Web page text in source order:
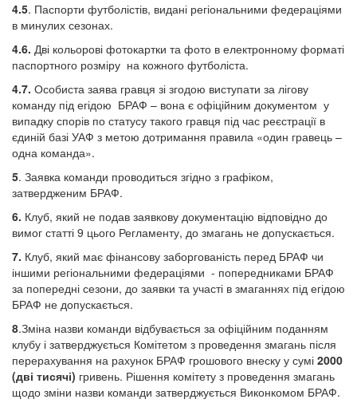
4.5. Паспорти футболістів, видані регіональними федераціями
в минулих сезонах.
4.6. Дві кольорові фотокартки та фото в електронному форматі
паспортного розміру на кожного футболіста.
4.7. Особиста заява гравця зі згодою виступати за лігову
команду під егідою БРАФ – вона є офіційним документом у
випадку спорів по статусу такого гравця під час реєстрації в
єдиній базі УАФ з метою дотримання правила «один гравець –
одна команда».
5. Заявка команди проводиться згідно з графіком,
затвердженим БРАФ.
6. Клуб, який не подав заявкову документацію відповідно до
вимог статті 9 цього Регламенту, до змагань не допускається.
7. Клуб, який має фінансову заборгованість перед БРАФ чи
іншими регіональними федераціями - попередниками БРАФ
за попередні сезони, до заявки та участі в змаганнях під егідою
БРАФ не допускається.
8.Зміна назви команди відбувається за офіційним поданням
клубу і затверджується Комітетом з проведення змагань після
перерахування на рахунок БРАФ грошового внеску у сумі 2000
(дві тисячі) гривень. Рішення комітету з проведення змагань
щодо зміни назви команди затверджується Виконкомом БРАФ.